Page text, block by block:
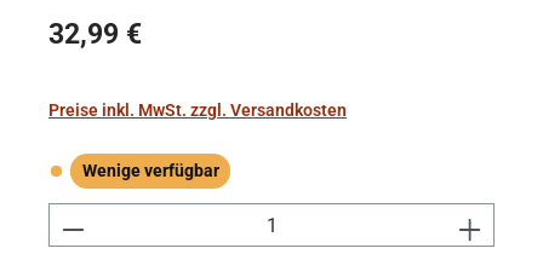
Regulärer Preis:
32,99 €
Preise inkl. MwSt. zzgl. Versandkosten
Wenige verfügbar
Wenige verfügbar
Produkt Anzahl: Gib den gewünschten